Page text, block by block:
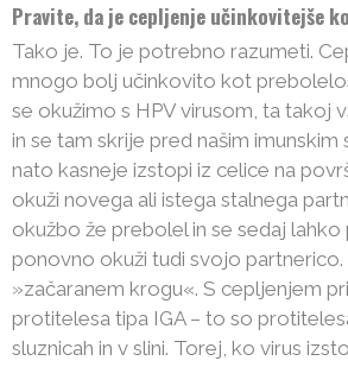
Pravite, da je cepljenje učinkovitejše
Tako je. To je potrebno razumeti.
mnogo bolj učinkovito kot
se okužimo s HPV virusom, ta takoj
in se tam skrije pred našim imunskim
nato kasneje izstopi iz celice na
okuži novega ali istega stalnega
okužbo že prebolel in se sedaj
ponovno okuži tudi svojo
»začaranem krogu«. S cepljenjem
protitelesa tipa IGA – to so
sluznicah in v slini. Torej, ko virus